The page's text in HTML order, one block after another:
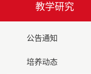
教学研究
公告通知
培养动态